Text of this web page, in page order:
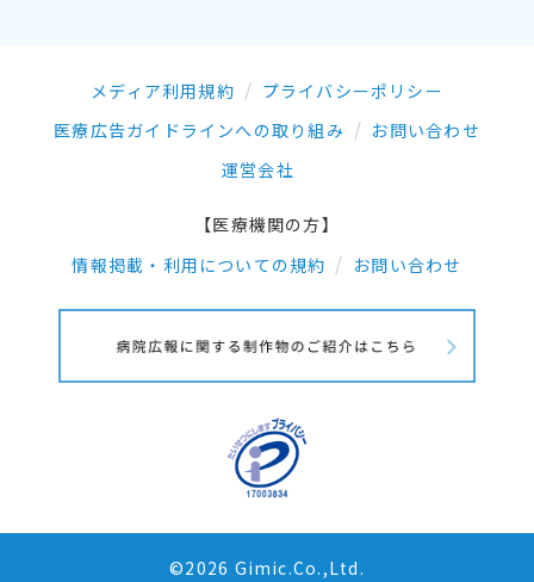
メディア利用規約
プライバシーポリシー
医療広告ガイドラインへの取り組み
お問い合わせ
運営会社
【医療機関の方】
情報掲載・利用についての規約
お問い合わせ
©2026 Gimic.Co.,Ltd.